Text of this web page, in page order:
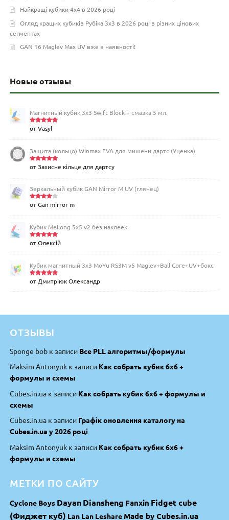
Найкращі кубики 4х4 в 2026 році
Огляд кращих кубиків Рубіка 3х3 в 2026 році в різних цінових
сегментах
GAN 16 Maglev Max UV вже в наявності!
Новые отзывы
Магнитный кубик 3х3 Swift Block + смазка 5 мл.
Оценка
от Vasyl
Защита (кольцо) Winmax EVA для мишени дартс (Уценка)
Оценка5
от Захисне кільце для дартсу
Зеркальный кубик GAN Mirror M UV (глянец)
Оценка
от Gan mirror m
Кубик Meilong 5x5 v2 без наклеек
Оценка5
от Олексій
Кубик магнитный 3х3 MoYu RS3M v5 Maglev+Ball Core+UV+бокс
Оценка5
от Дмитріюк Олександр
ОТЗЫВЫ
Sponge bob к записи Все PLL алгоритмы/формулы
Maksim Antonyuk к записи Как собрать кубик 6х6 +
формулы и схемы
Cubes.in.ua к записи Как собрать кубик 6х6 + формулы и
схемы
Cubes.in.ua к записи Графік оновлення каталогу на
Cubes.in.ua у 2026 році
Maksim Antonyuk к записи Как собрать кубик 6х6 +
формулы и схемы
МЕТКИ ПО САЙТУ
Cyclone Boys DayanDiansheng Fanxin Fidget cube
(Фиджет куб) Lan Lan Leshare Made by Cubes.in.ua